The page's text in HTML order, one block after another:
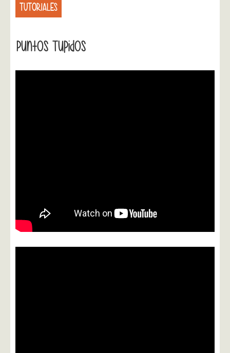
TUTORIALES
Puntos Tupidos